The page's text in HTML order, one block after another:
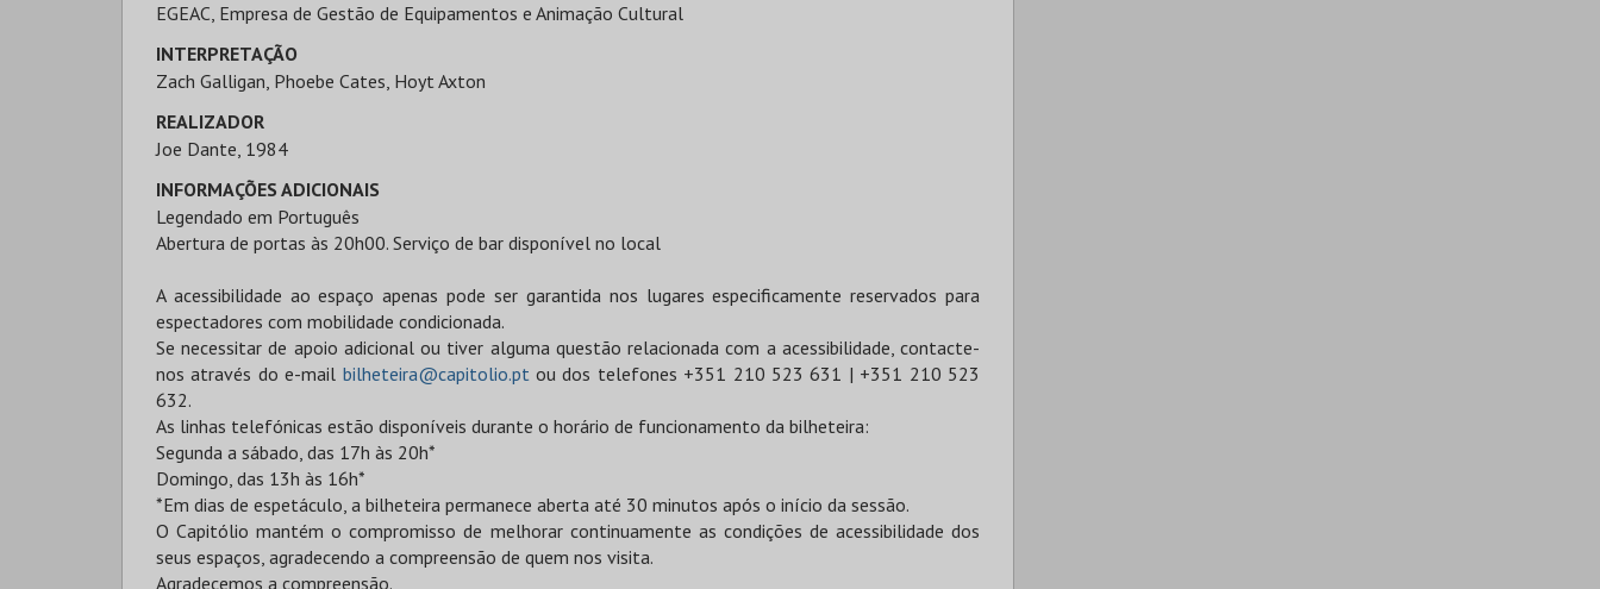
EGEAC, Empresa de Gestão de Equipamentos e Animação Cultural
INTERPRETAÇÃO
Zach Galligan, Phoebe Cates, Hoyt Axton
REALIZADOR
Joe Dante, 1984
INFORMAÇÕES ADICIONAIS
Legendado em Português
Abertura de portas às 20h00. Serviço de bar disponível no local
A acessibilidade ao espaço apenas pode ser garantida nos lugares especificamente reservados para
espectadores com mobilidade condicionada.
Se necessitar de apoio adicional ou tiver alguma questão relacionada com a acessibilidade, contacte-
nos através do e-mail bilheteira@capitolio.ptou dos telefones +351 210 523 631 | +351 210 523
632.
As linhas telefónicas estão disponíveis durante o horário de funcionamento da bilheteira:
Segunda a sábado, das 17h às 20h*
Domingo, das 13h às 16h*
*Em dias de espetáculo, a bilheteira permanece aberta até 30 minutos após o início da sessão.
O Capitólio mantém o compromisso de melhorar continuamente as condições de acessibilidade dos
seus espaços, agradecendo a compreensão de quem nos visita.
Agradecemos a compreensão.